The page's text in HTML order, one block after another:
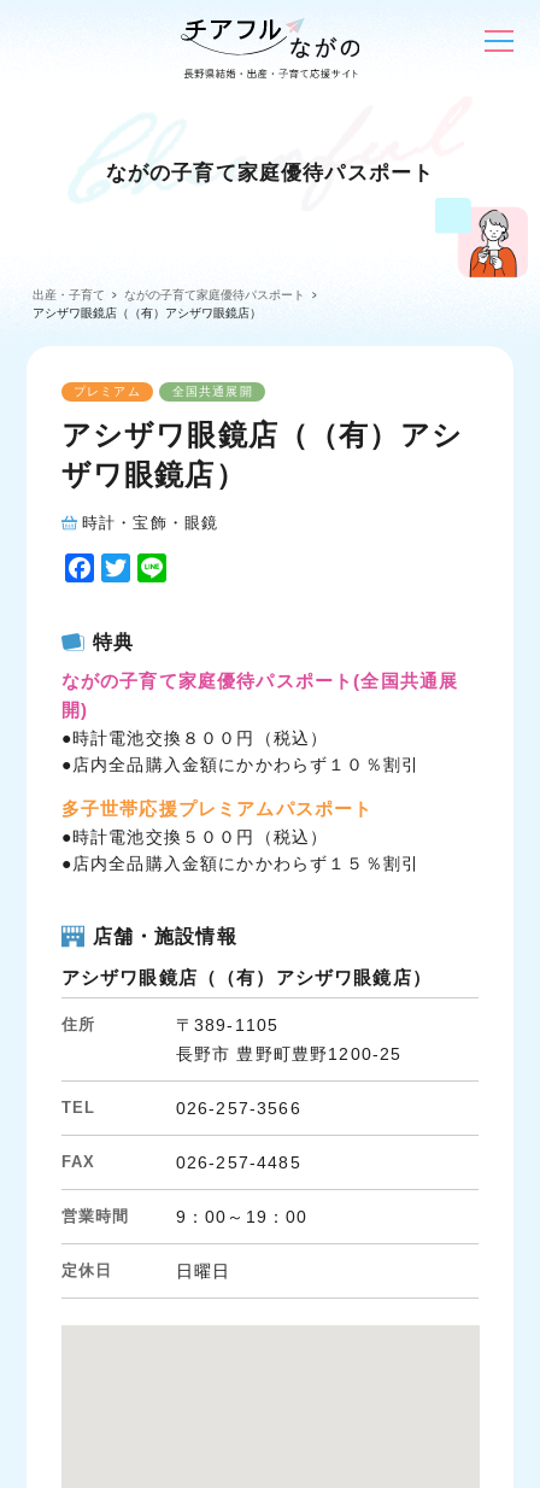
ながの子育て家庭優待パスポート
出産・子育て
ながの子育て家庭優待パスポート
アシザワ眼鏡店（（有）アシザワ眼鏡店）
プレミアム 全国共通展開
アシザワ眼鏡店（（有）アシ
ザワ眼鏡店）
時計・宝飾・眼鏡
F
e
b
o
k
T
t
t
r
特典
ながの子育て家庭優待パスポート(全国共通展
開)
●時計電池交換８００円（税込）
●店内全品購入金額にかかわらず１０％割引
多子世帯応援プレミアムパスポート
●時計電池交換５００円（税込）
●店内全品購入金額にかかわらず１５％割引
店舗・施設情報
アシザワ眼鏡店（（有）アシザワ眼鏡店）
住所
〒389-1105
長野市 豊野町豊野1200-25
TEL 026-257-3566
FAX 026-257-4485
営業時間 9：00～19：00
定休日 日曜日